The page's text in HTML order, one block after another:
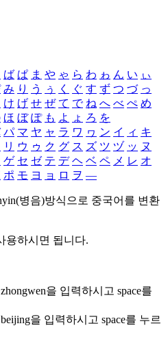
ば ぱ ま や ゃ ら わ ゎ ん い ぃ
み り う ぅ く ぐ す ず つ づ っ
け げ せ ぜ て で ね へ べ ぺ め
ほ ぼ ぽ も よ ょ ろ を
パ マ ヤ ャ ラ ワ ヮ ン イ ィ キ
リ ウ ゥ ク グ ス ズ ツ ヅ ッ ヌ
ゲ セ ゼ テ デ ヘ ベ ペ メ レ オ
ポ モ ヨ ョ ロ ヲ ―
병음)방식으로 중국어를 변환
용하시면 됩니다.
zhongwen을 입력하시고 space를
beijing을 입력하시고 space를 누르